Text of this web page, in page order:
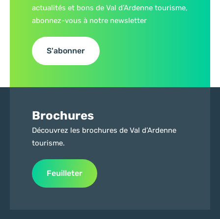
actualités et bons de Val d’Ardenne tourisme,
abonnez-vous à notre newsletter
S'abonner
Brochures
Découvrez les brochures de Val d’Ardenne
tourisme.
Feuilleter